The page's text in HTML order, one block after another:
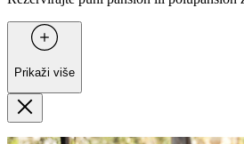
Prikaži više